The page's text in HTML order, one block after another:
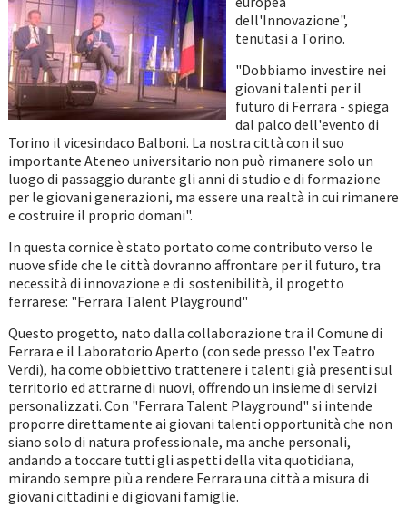
dell'Innovazione",
tenutasi a Torino.
"Dobbiamo investire nei
giovani talenti per il
futuro di Ferrara - spiega
dal palco dell'evento di
Torino il vicesindaco Balboni. La nostra città con il suo
importante Ateneo universitario non può rimanere solo un
luogo di passaggio durante gli anni di studio e di formazione
per le giovani generazioni, ma essere una realtà in cui rimanere
e costruire il proprio domani".
In questa cornice è stato portato come contributo verso le
nuove sfide che le città dovranno affrontare per il futuro, tra
necessità di innovazione e di sostenibilità, il progetto
ferrarese: "Ferrara Talent Playground"
Questo progetto, nato dalla collaborazione tra il Comune di
Ferrara e il Laboratorio Aperto (con sede presso l'ex Teatro
Verdi), ha come obbiettivo trattenere i talenti già presenti sul
territorio ed attrarne di nuovi, offrendo un insieme di servizi
personalizzati. Con "Ferrara Talent Playground" si intende
proporre direttamente ai giovani talenti opportunità che non
siano solo di natura professionale, ma anche personali,
andando a toccare tutti gli aspetti della vita quotidiana,
mirando sempre più a rendere Ferrara una città a misura di
giovani cittadini e di giovani famiglie.